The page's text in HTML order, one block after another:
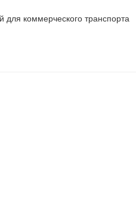
для коммерческого транспорта